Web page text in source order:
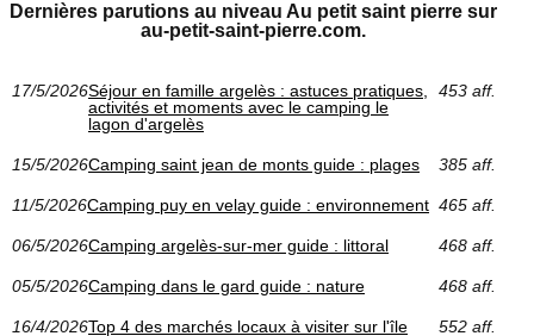
Dernières parutions au niveau Au petit saint pierre sur
au-petit-saint-pierre.com.
17/5/2026Séjour en famille argelès : astuces pratiques,
activités et moments avec le camping le
lagon d'argelès
453 aff.
15/5/2026Camping saint jean de monts guide : plages 385 aff.
11/5/2026Camping puy en velay guide : environnement 465 aff.
06/5/2026Camping argelès-sur-mer guide : littoral 468 aff.
05/5/2026Camping dans le gard guide : nature 468 aff.
16/4/2026Top 4 des marchés locaux à visiter sur l'île
552 aff.